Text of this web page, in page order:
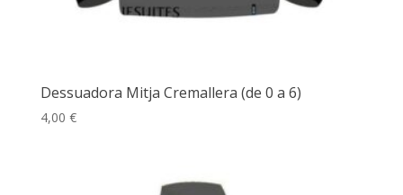
Dessuadora Mitja Cremallera (de 0 a 6)
4,00 €